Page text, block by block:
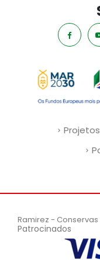
Ramirez -
Patrocinados